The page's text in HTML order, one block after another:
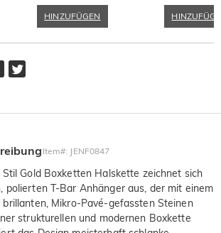
HINZUFÜGEN
Item#: JENF0847
Stil Gold Boxketten Halskette zeichnet sich
polierten T-Bar Anhänger aus, der mit einem
Mikro-Pavé-gefassten Steinen
strukturellen und modernen Boxkette